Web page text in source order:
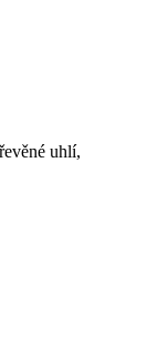
uhlí,